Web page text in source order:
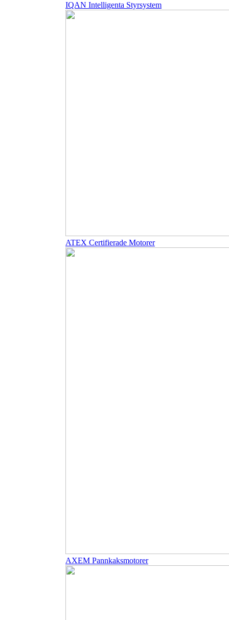
IQAN Intelligenta Styrsystem
ATEX Certifierade Motorer
AXEM Pannkaksmotorer